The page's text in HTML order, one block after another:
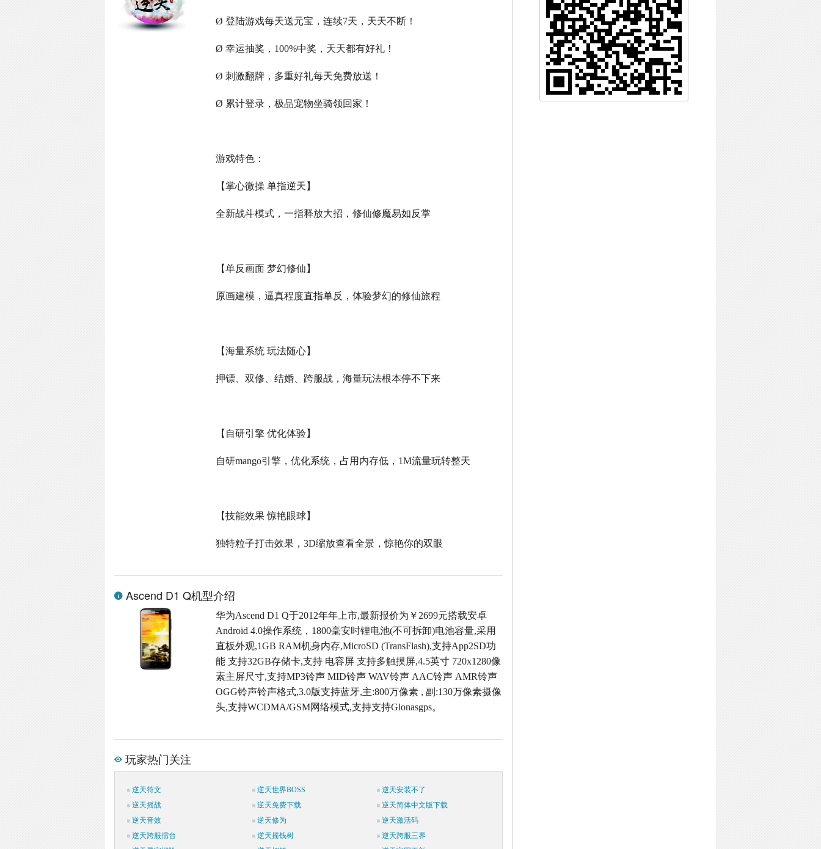
Ø 登陆游戏每天送元宝，连续7天，天天不断！
Ø 幸运抽奖，100%中奖，天天都有好礼！
Ø 刺激翻牌，多重好礼每天免费放送！
Ø 累计登录，极品宠物坐骑领回家！
游戏特色：
【掌心微操 单指逆天】
全新战斗模式，一指释放大招，修仙修魔易如反掌
【单反画面 梦幻修仙】
原画建模，逼真程度直指单反，体验梦幻的修仙旅程
【海量系统 玩法随心】
押镖、双修、结婚、跨服战，海量玩法根本停不下来
【自研引擎 优化体验】
自研mango引擎，优化系统，占用内存低， 1M流量玩转整天
【技能效果 惊艳眼球】
独特粒子打击效果，3D缩放查看全景，惊艳你的双眼
Ascend D1 Q机型介绍
华为Ascend D1 Q于2012年年上市,最新报价为￥2699元搭载安卓
Android 4.0操作系统，1800毫安时锂电池(不可拆卸)电池容量,采用
直板外观,1GB RAM机身内存,MicroSD (TransFlash),支持App2SD功
能 支持32GB存储卡,支持 电容屏 支持多触摸屏,4.5英寸 720x1280像
素主屏尺寸,支持MP3铃声 MID铃声 WAV铃声 AAC铃声 AMR铃声
OGG铃声铃声格式,3.0版支持蓝牙,主:800万像素 , 副:130万像素摄像
头,支持WCDMA/GSM网络模式,支持支持Glonasgps。
玩家热门关注
逆天符文 逆天世界BOSS
逆天安装不了
逆天摇战
逆天免费下载
逆天简体中文版下载
逆天音效
逆天修为
逆天激活码
逆天跨服擂台
逆天摇钱树
逆天跨服三界